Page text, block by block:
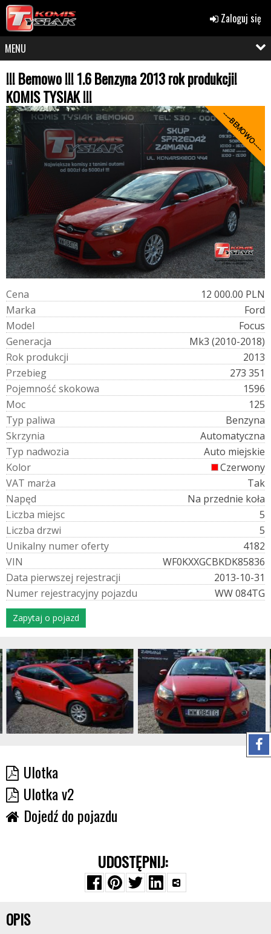
Zaloguj się
MENU
!!! Bemowo !!! 1.6 Benzyna 2013 rok produkcji!
KOMIS TYSIAK !!!
----BEMOWO----
Cena
12 000.00 PLN
Marka
Ford
Model
Focus
Generacja
Mk3 (2010-2018)
Rok produkcji
2013
Przebieg
273 351
Pojemność skokowa
1596
Moc
125
Typ paliwa
Benzyna
Skrzynia
Automatyczna
Typ nadwozia
Auto miejskie
Kolor
Czerwony
VAT marża
Tak
Napęd
Na przednie koła
Liczba miejsc
5
Liczba drzwi
5
Unikalny numeroferty
4182
VIN
WF0KXXGCBKDK85836
Data pierwszej rejestracji
2013-10-31
Numer rejestracyjny pojazdu WW 084TG
Zapytaj o pojazd
Ulotka
Ulotka v2
Dojedź do pojazdu
UDOSTĘPNIJ:
OPIS